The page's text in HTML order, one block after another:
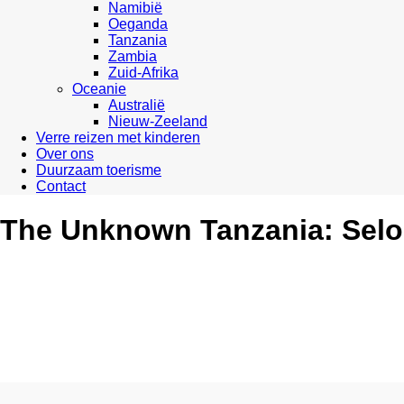
Namibië
Oeganda
Tanzania
Zambia
Zuid-Afrika
Oceanie
Australië
Nieuw-Zeeland
Verre reizen met kinderen
Over ons
Duurzaam toerisme
Contact
The Unknown Tanzania: